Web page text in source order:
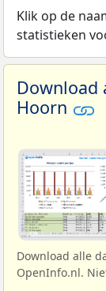
Klik op de
statistieken
Download
Hoorn
Download alle
OpenInfo.nl.